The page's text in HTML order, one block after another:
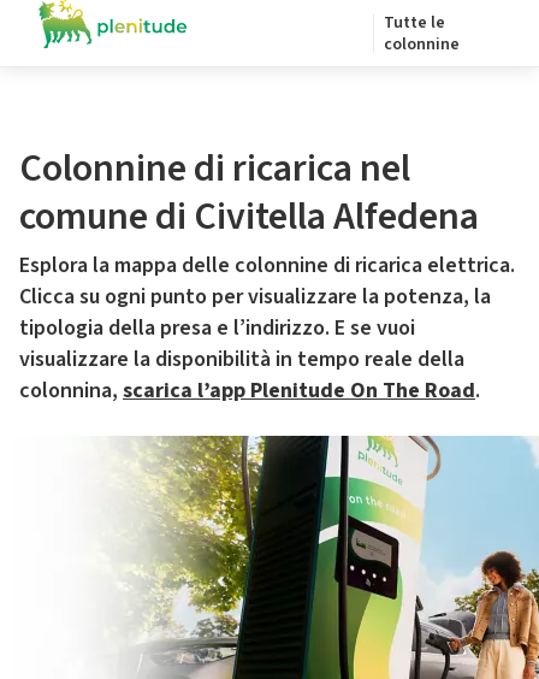
Tutte le
colonnine
Colonnine di ricarica nel
comune di Civitella Alfedena
Esplora la mappa delle colonnine di ricarica elettrica.
Clicca su ogni punto per visualizzare la potenza, la
tipologia della presa e l’indirizzo. E se vuoi
visualizzare la disponibilità in tempo reale della
colonnina, scarica l’app Plenitude On The Road.